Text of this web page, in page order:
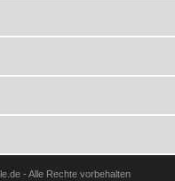
- Alle Rechte vorbehalten